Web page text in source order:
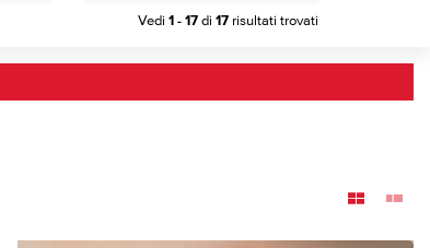
Vedi 1 - 17 di 17 risultati trovati